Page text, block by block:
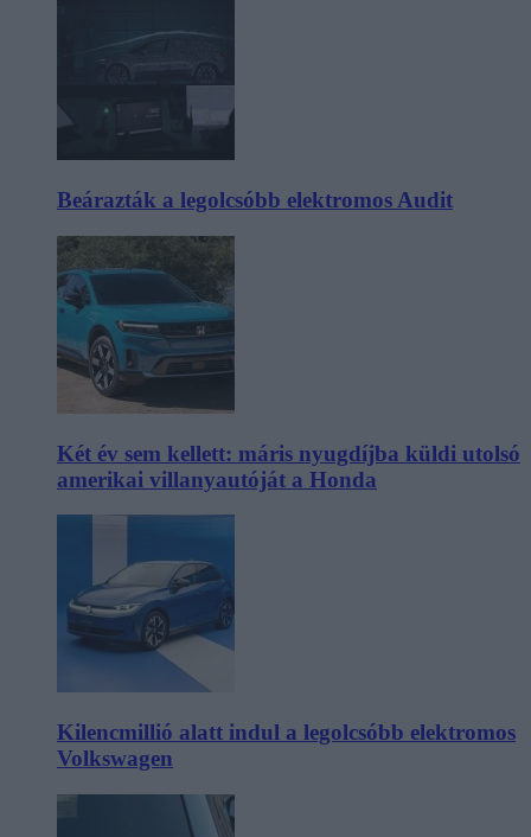
Beárazták a legolcsóbb elektromos Audit
Két év sem kellett: máris nyugdíjba küldi utolsó
amerikai villanyautóját a Honda
Kilencmillió alatt indul a legolcsóbb elektromos
Volkswagen